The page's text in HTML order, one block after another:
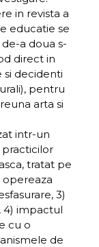
in revista a
educatie se
a doua s-
direct in
si decidenti
pentru
arta si
intr-un
tratat pe
opereaza
3)
4) impactul
cu o
de